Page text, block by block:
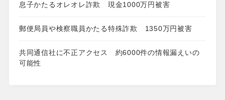
息子かたるオレオレ詐欺 現金1000万円被害
郵便局員や検察職員かたる特殊詐欺 1350万円被害
共同通信社に不正アクセス 約6000件の情報漏えいの
可能性